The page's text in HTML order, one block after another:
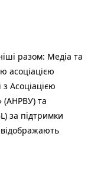
разом: Медіа та
асоціацією
Асоціацією
(АНРВУ) та
за підтримки
відображають